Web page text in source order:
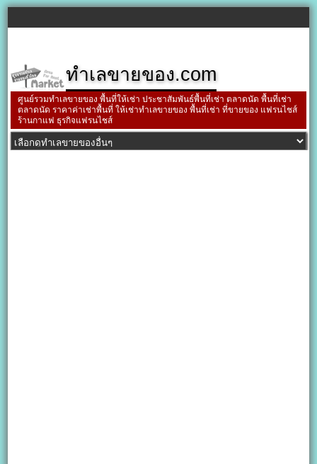
ทำเลขายของ.com
ศูนย์รวมทำเลขายของ พื้นที่ให้เช่า ประชาสัมพันธ์พื้นที่เช่า ตลาดนัด พื้นที่เช่า
ตลาดนัด ราคาค่าเช่าพื้นที่ ให้เช่าทำเลขายของ พื้นที่เช่า ที่ขายของ แฟรนไชส์
ร้านกาแฟ ธุรกิจแฟรนไชส์